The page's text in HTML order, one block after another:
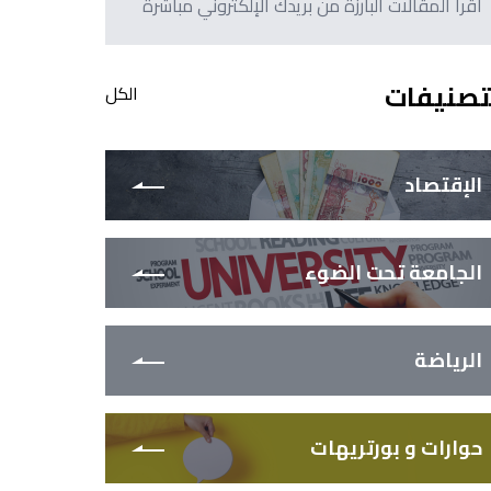
الكل
الإقتصاد
الجامعة تحت الضوء
الرياضة
حوارات و بورتريهات